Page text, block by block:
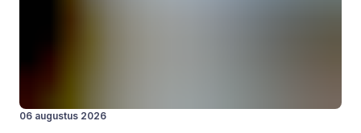
06 augustus 2026